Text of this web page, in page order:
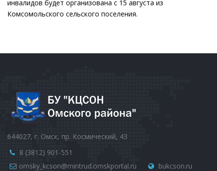
инвалидов будет организована с 15 августа из
Комсомольского сельского поселения.
644027, г. Омск, пр. Космический, 43
8 (3812) 901-551
omsky_kcson@mintrud.omskportal.ru
bukcson.ru